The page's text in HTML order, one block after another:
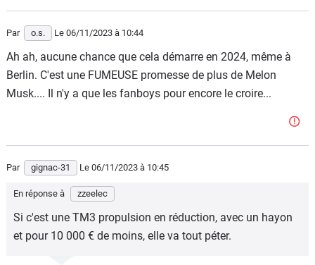
Par o.s. Le 06/11/2023 à 10:44
Ah ah, aucune chance que cela démarre en 2024, même à
Berlin. C'est une FUMEUSE promesse de plus de Melon
Musk.... Il n'y a que les fanboys pour encore le croire...
Par gignac-31 Le 06/11/2023 à 10:45
En réponse à zzeelec
Si c'est une TM3 propulsion en réduction, avec un hayon
et pour 10 000 € de moins, elle va tout péter.